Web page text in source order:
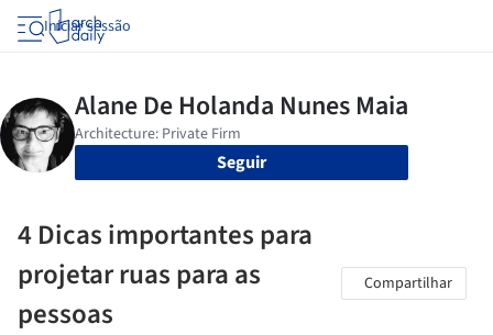
Iniciar sessão
Seguir
4 Dicas importantes para
projetar ruas para as
pessoas
Compartilhar